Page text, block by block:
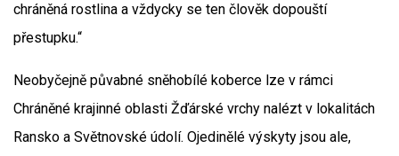
chráněná rostlina a vždycky se ten člověk dopouští
přestupku.“
Neobyčejně půvabné sněhobílé koberce lze v rámci
Chráněné krajinné oblasti Žďárské vrchy nalézt v lokalitách
Ransko a Světnovské údolí. Ojedinělé výskyty jsou ale,